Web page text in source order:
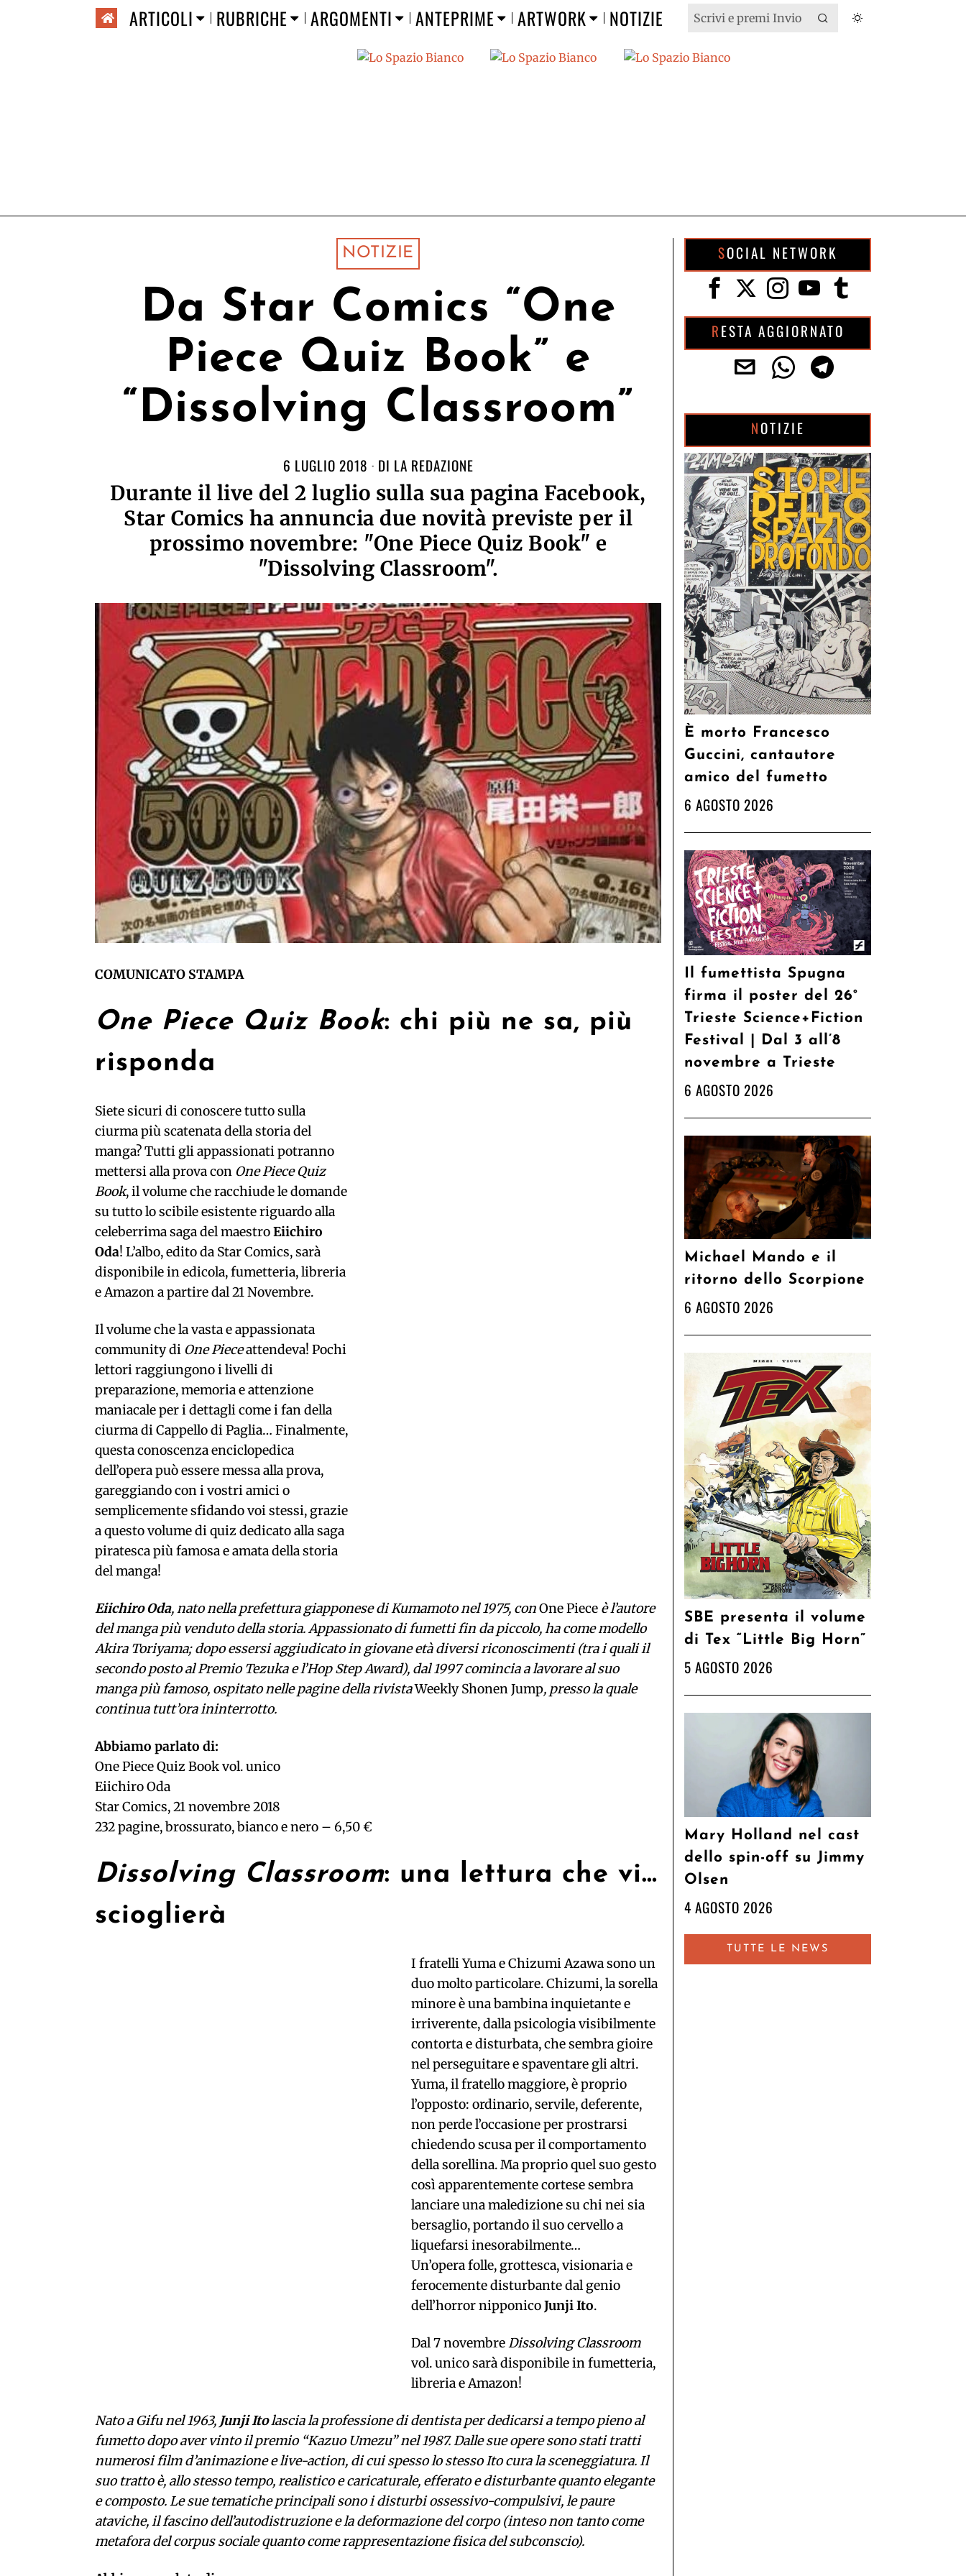
ARTICOLI RUBRICHE ARGOMENTI ANTEPRIME ARTWORK NOTIZIE
NOTIZIE
Da Star Comics “One
Piece Quiz Book” e
“Dissolving Classroom”
6 LUGLIO 2018 DI LA REDAZIONE
Durante il live del 2 luglio sulla sua pagina Facebook,
Star Comics ha annuncia due novità previste per il
prossimo novembre: "One Piece Quiz Book" e
"Dissolving Classroom".
COMUNICATO STAMPA
One Piece Quiz Book: chi più ne sa, più
risponda
Siete sicuri di conoscere tutto sulla
ciurma più scatenata della storia del
manga? Tutti gli appassionati potranno
mettersi alla prova con One Piece Quiz
Book, il volume che racchiude le domande
su tutto lo scibile esistente riguardo alla
celeberrima saga del maestroEiichiro
Oda! L’albo, edito da Star Comics, sarà
disponibile in edicola, fumetteria, libreria
e Amazon a partire dal 21 Novembre.
Il volume che la vasta e appassionata
community di One Pieceattendeva! Pochi
lettori raggiungono i livelli di
preparazione, memoria e attenzione
maniacale per i dettagli come i fan della
ciurma di Cappello di Paglia… Finalmente,
questa conoscenza enciclopedica
dell’opera può essere messa alla prova,
gareggiando con i vostri amici o
semplicemente sfidando voi stessi, grazie
a questo volume di quiz dedicato alla saga
piratesca più famosa e amata della storia
del manga!
Eiichiro Oda, nato nella prefettura giapponese di Kumamoto nel 1975, conOne Piece è l’autore
del manga più venduto della storia. Appassionato di fumetti fin da piccolo, ha come modello
Akira Toriyama; dopo essersi aggiudicato in giovane età diversi riconoscimenti (tra i quali il
secondo posto al Premio Tezuka e l’Hop Step Award), dal 1997 comincia a lavorare al suo
manga più famoso, ospitato nelle pagine della rivistaWeekly Shonen Jump, presso la quale
continua tutt’ora ininterrotto.
Abbiamo parlato di:
One Piece Quiz Book vol. unico
Eiichiro Oda
Star Comics, 21 novembre 2018
232 pagine, brossurato, bianco e nero – 6,50 €
Dissolving Classroom: una lettura che vi…
scioglierà
I fratelli Yuma e Chizumi Azawa sono un
duo molto particolare. Chizumi, la sorella
minore è una bambina inquietante e
irriverente, dalla psicologia visibilmente
contorta e disturbata, che sembra gioire
nel perseguitare e spaventare gli altri.
Yuma, il fratello maggiore, è proprio
l’opposto: ordinario, servile, deferente,
non perde l’occasione per prostrarsi
chiedendo scusa per il comportamento
della sorellina. Ma proprio quel suo gesto
così apparentemente cortese sembra
lanciare una maledizione su chi nei sia
bersaglio, portando il suo cervello a
liquefarsi inesorabilmente…
Un’opera folle, grottesca, visionaria e
ferocemente disturbante dal genio
dell’horror nipponicoJunji Ito.
Dal 7 novembreDissolving Classroom
vol. unico sarà disponibile in fumetteria,
libreria e Amazon!
Nato a Gifu nel 1963, Junji Itolascia la professione di dentista per dedicarsi a tempo pieno al
fumetto dopo aver vinto il premio “Kazuo Umezu” nel 1987. Dalle sue opere sono stati tratti
numerosi film d’animazione e live-action, di cui spesso lo stesso Ito cura la sceneggiatura. Il
suo tratto è, allo stesso tempo, realistico e caricaturale, efferato e disturbante quanto elegante
e composto. Le sue tematiche principali sono i disturbi ossessivo-compulsivi, le paure
ataviche, il fascino dell’autodistruzione e la deformazione del corpo (inteso non tanto come
metafora del corpus sociale quanto come rappresentazione fisica del subconscio).
SOCIAL NETWORK
RESTA AGGIORNATO
NOTIZIE
È morto Francesco
Guccini, cantautore
amico del fumetto
6 AGOSTO 2026
Il fumettista Spugna
firma il poster del 26°
Trieste Science+Fiction
Festival | Dal 3 all’8
novembre a Trieste
6 AGOSTO 2026
Michael Mando e il
ritorno dello Scorpione
6 AGOSTO 2026
SBE presenta il volume
di Tex “Little Big Horn”
5 AGOSTO 2026
Mary Holland nel cast
dello spin-off su Jimmy
Olsen
4 AGOSTO 2026
TUTTE LE NEWS